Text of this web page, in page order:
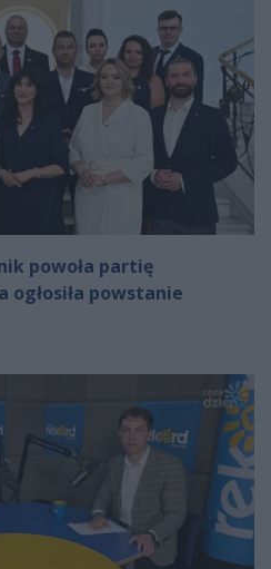
powoła partię
ogłosiła powstanie